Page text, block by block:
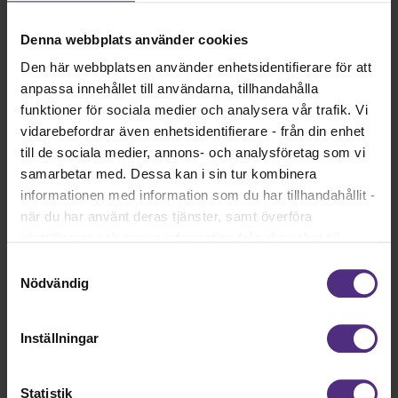
Denna webbplats använder cookies
Den här webbplatsen använder enhetsidentifierare för att
anpassa innehållet till användarna, tillhandahålla
funktioner för sociala medier och analysera vår trafik. Vi
vidarebefordrar även enhetsidentifierare - från din enhet
till de sociala medier, annons- och analysföretag som vi
samarbetar med. Dessa kan i sin tur kombinera
informationen med information som du har tillhandahållit -
när du har använt deras tjänster, samt överföra
Dock har vi lagt in anonymisering av IP-adress i
förhållande till Google Analytics. Du godkänner våra
cookies vid fortsatt användande av vår webbplats.
Nödvändig
Inställningar
Statistik
Våra kontaktuppgifter
Vägen till anställning
För att komma fram till vilka kompetenser du har kan du